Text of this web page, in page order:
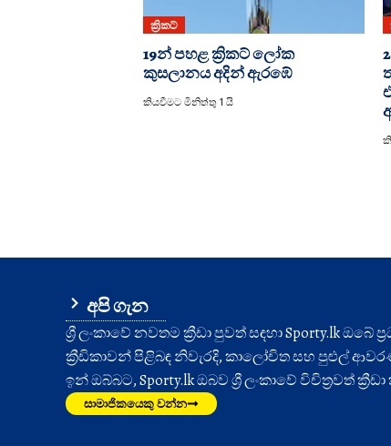
ක්‍රිකට්
19න් පහළ ක්‍රිකට් ලෝක
කුසලානය අදින් ඇරඹේ
කියවීමට මිනිත්තු 1 යි
අපි ගැන
ශ්‍රී ලංකාවේ නවතම ක්‍රීඩා පුවත් සඳහා Sporty.lk
ක්‍රීඩිකාවන් පිළිබඳ නිවැරදි, කාලෝචිත සහ පුළුල්
ඉන් ඔබ්බට, Sporty.lk ඔබව ශ්‍රී ලංකාවේ විචිත්‍රවත්
සාමාජිකයෙකු වන්න